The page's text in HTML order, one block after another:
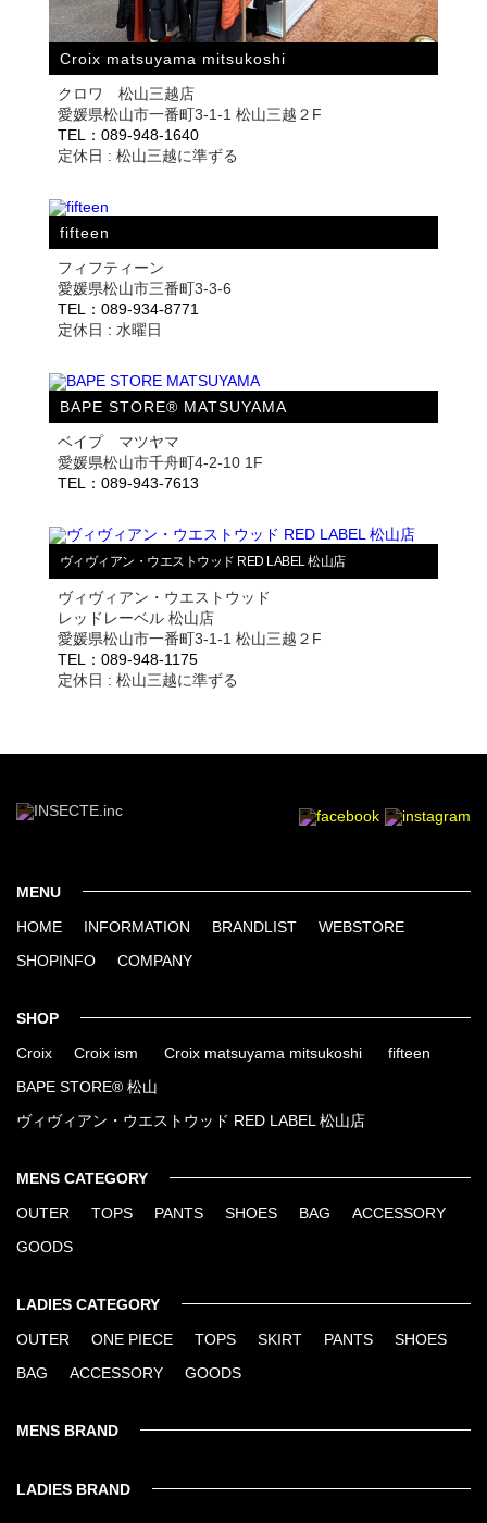
Croix matsuyama mitsukoshi
クロワ 松山三越店
愛媛県松山市一番町3-1-1 松山三越２F
TEL：089-948-1640
定休日 : 松山三越に準ずる
fifteen
フィフティーン
愛媛県松山市三番町3-3-6
TEL：089-934-8771
定休日 : 水曜日
BAPE STORE® MATSUYAMA
ベイプ マツヤマ
愛媛県松山市千舟町4-2-10 1F
TEL：089-943-7613
ヴィヴィアン・ウエストウッド RED LABEL 松山店
ヴィヴィアン・ウエストウッド
レッドレーベル 松山店
愛媛県松山市一番町3-1-1 松山三越２F
TEL：089-948-1175
定休日 : 松山三越に準ずる
MENU
HOME INFORMATION BRANDLIST WEBSTORE
SHOPINFO COMPANY
SHOP
Croix Croix ism Croix matsuyama mitsukoshi fifteen
BAPE STORE® 松山
ヴィヴィアン・ウエストウッド RED LABEL 松山店
MENS CATEGORY
OUTER TOPS PANTS SHOES BAG ACCESSORY
GOODS
LADIES CATEGORY
OUTER ONE PIECE TOPS SKIRT PANTS SHOES
BAG ACCESSORY GOODS
MENS BRAND
LADIES BRAND